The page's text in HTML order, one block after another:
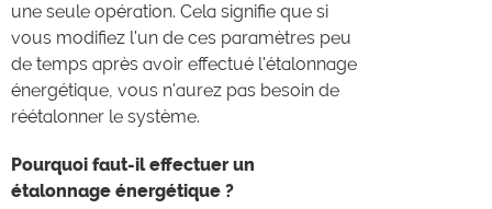
une seule opération. Cela signifie que si
vous modifiez l'un de ces paramètres peu
de temps après avoir effectué l'étalonnage
énergétique, vous n'aurez pas besoin de
réétalonner le système.
Pourquoi faut-il effectuer un
étalonnage énergétique ?